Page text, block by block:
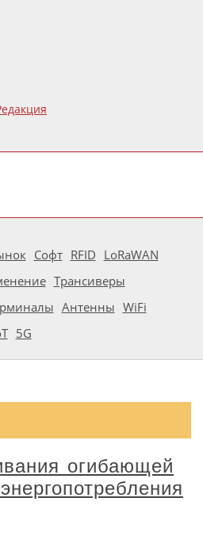
Софт RFID LoRaWAN
Трансиверы
Антенны WiFi
5G
огибающей